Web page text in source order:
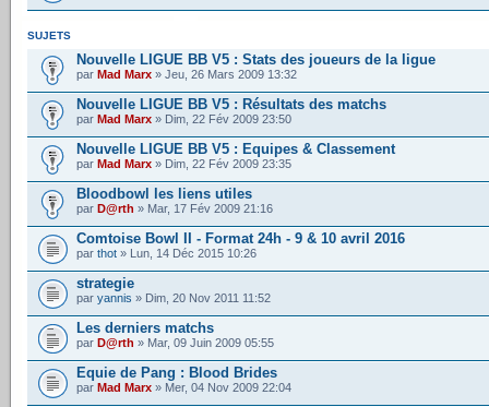
SUJETS
Nouvelle LIGUE BB V5 : Stats des joueurs de la ligue
par Mad Marx » Jeu, 26 Mars 2009 13:32
Nouvelle LIGUE BB V5 : Résultats des matchs
par Mad Marx » Dim, 22 Fév 2009 23:50
Nouvelle LIGUE BB V5 : Equipes & Classement
par Mad Marx » Dim, 22 Fév 2009 23:35
Bloodbowl les liens utiles
par D@rth » Mar, 17 Fév 2009 21:16
Comtoise Bowl II - Format 24h - 9 & 10 avril 2016
par thot » Lun, 14 Déc 2015 10:26
strategie
par yannis » Dim, 20 Nov 2011 11:52
Les derniers matchs
par D@rth » Mar, 09 Juin 2009 05:55
Equie de Pang : Blood Brides
par Mad Marx » Mer, 04 Nov 2009 22:04